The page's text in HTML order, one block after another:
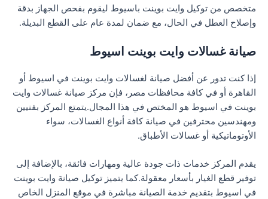
متخصص من توكيل وايت بوينت باسيوط ليقوم بفحص الجهاز بدقة
وإصلاح العطل في الحال، مع ضمان لمدة عام على القطع البديلة.
صيانة غسالات وايت بوينت اسيوط
إذا كنت تدور عن أفضل صيانة لغسالات وايت بوينت في اسيوط أو
القاهرة أو في كافة محافظات مصر، فإن مركز صيانة غسالات وايت
بوينت في اسيوط هو المختص في هذا المجال.يتمتع المركز بفنيين
ومهندسين محترفين في صيانة كافة أنواع الغسالات، سواء
الأوتوماتيكية أو غسالات الأطباق.
يقدم المركز خدمات ذات جودة عالية ومهارات فائقة، بالإضافة إلى
توفير قطع الغيار بأسعار معقولة.كما يتميز توكيل صيانة وايت بوينت
في اسيوط بتقديم خدمة الصيانة مباشرة في موقع المنزل الخاص